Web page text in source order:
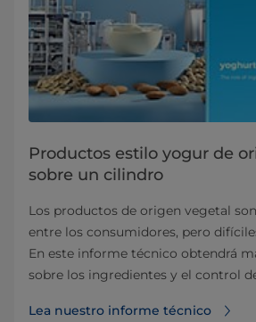
Productos estilo yogur de
sobre un cilindro
Los productos de origen vegetal
entre los consumidores, pero
En este informe técnico obtendrá
sobre los ingredientes y el control
Lea nuestro informe técnico